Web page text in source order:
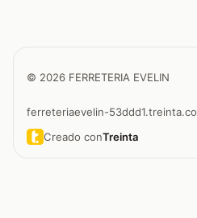
© 2026 FERRETERIA EVELIN
ferreteriaevelin-53ddd1.treinta.co
Creado conTreinta